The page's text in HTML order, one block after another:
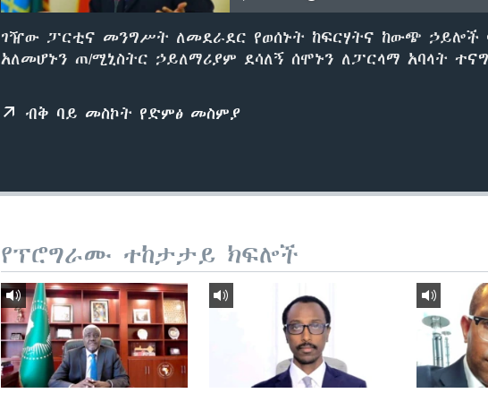
ገዥው ፓርቲና መንግሥት ለመደራደር የወሰኑት ከፍርሃትና ከውጭ
አለመሆኑን ጠ/ሚኒስትር ኃይለማሪያም ደሳለኝ ሰሞኑን ለፓርላማ አባላት
ብቅ ባይ መስኮት የድምፅ መስምያ
የፕሮግራሙ ተከታታይ ክፍሎች